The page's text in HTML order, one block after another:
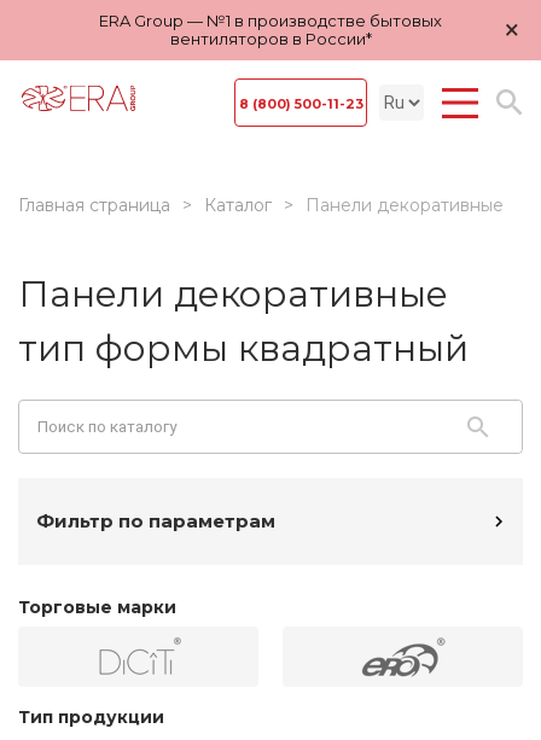
ERA Group — №1 в производстве бытовых
вентиляторов в России*
×
8 (800) 500-11-23
Главная страница Каталог Панели декоративные
Панели декоративные
тип формы квадратный
Фильтр по параметрам
Торговые марки
Тип продукции